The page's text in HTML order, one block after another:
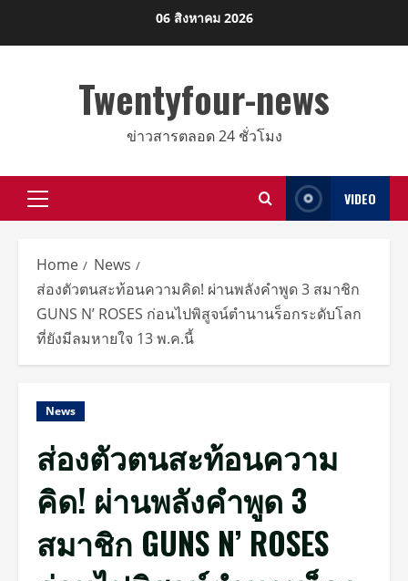
06 สิงหาคม 2026
Twentyfour-news
ข่าวสารตลอด 24 ชั่วโมง
Primary
VIDEO
Home
News
ส่องตัวตนสะท้อนความคิด! ผ่านพลังคำพูด 3 สมาชิก
GUNS N’ ROSES ก่อนไปพิสูจน์ตำนานร็อกระดับโลก
ที่ยังมีลมหายใจ 13 พ.ค.นี้
News
ส่องตัวตนสะท้อนความ
คิด! ผ่านพลังคำพูด 3
สมาชิก GUNS N’ ROSES